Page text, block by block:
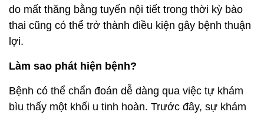
do mất thăng bằng tuyến nội tiết trong thời kỳ bào
thai cũng có thể trở thành điều kiện gây bệnh thuận
lợi.
Làm sao phát hiện bệnh?
Bệnh có thể chẩn đoán dễ dàng qua việc tự khám
bìu thấy một khối u tinh hoàn. Trước đây, sự khám